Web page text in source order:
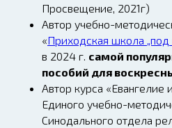
Просвещение, 2021г)
Автор учебно-
«Приходская школа „под
в 2024 г. самой
пособий для
Автор курса «Евангелие
Единого учебно-
Синодального отдела